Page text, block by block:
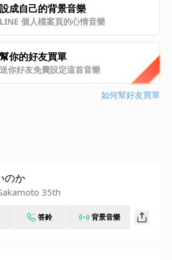
設成自己的背景音樂
LINE 個人檔案頁的心情音樂
幫你的好友買單
送你好友免費設定這首音樂
如何幫好友買單
のか
35th
答鈴 背景音樂